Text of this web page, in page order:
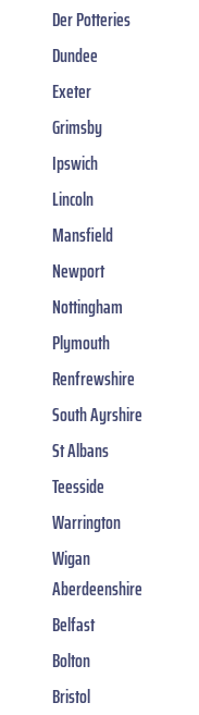
Der Potteries
Dundee
Exeter
Grimsby
Ipswich
Lincoln
Mansfield
Newport
Nottingham
Plymouth
Renfrewshire
South Ayrshire
St Albans
Teesside
Warrington
Wigan
Aberdeenshire
Belfast
Bolton
Bristol